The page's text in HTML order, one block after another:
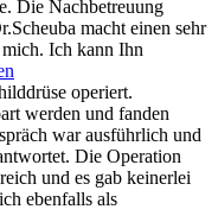
Die Nachbetreuung
macht einen sehr
Ich kann Ihn
operiert.
werden und fanden
war ausführlich und
Die Operation
und es gab keinerlei
ebenfalls als